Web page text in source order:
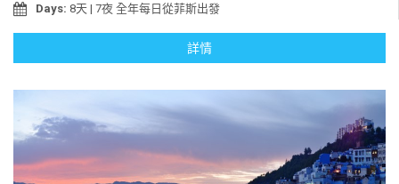
Days: 8天 | 7夜 全年每日從菲斯出發
詳情